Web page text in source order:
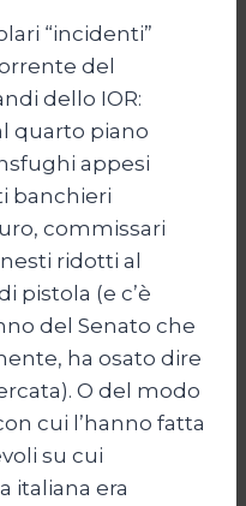
“incidenti”
del
dello IOR:
quarto piano
appesi
banchieri
commissari
ridotti al
pistola (e c’è
del Senato che
ha osato dire
O del modo
cui l’hanno fatta
su cui
italiana era